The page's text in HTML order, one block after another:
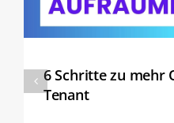
6 Schritte zu mehr
Tenant